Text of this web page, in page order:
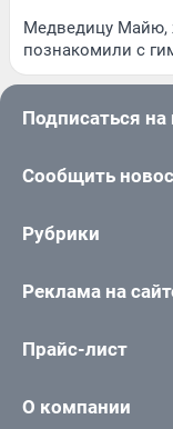
Медведицу Майю,
познакомили с
Подписаться на
Сообщить
Рубрики
Реклама на
Прайс-лист
О компании